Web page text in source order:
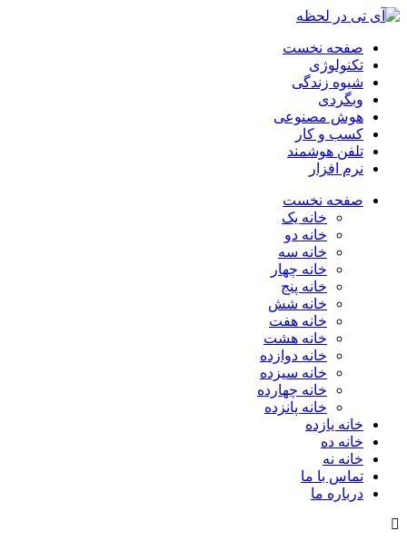
صفحه نخست
تکنولوژی
شیوه زندگی
وبگردی
هوش مصنوعی
کسب و کار
تلفن هوشمند
نرم افزار
صفحه نخست
خانه یک
خانه دو
خانه سه
خانه چهار
خانه پنج
خانه شش
خانه هفت
خانه هشت
خانه دوازده
خانه سیزده
خانه چهارده
خانه پانزده
خانه یازده
خانه ده
خانه نه
تماس با ما
درباره ما